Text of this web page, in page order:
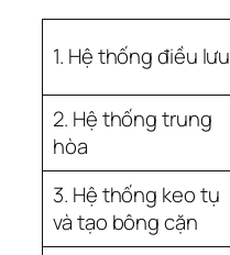
1. Hệ thống điều lưu
2. Hệ thống trung
hòa
3. Hệ thống keo tụ
và tạo bông cặn